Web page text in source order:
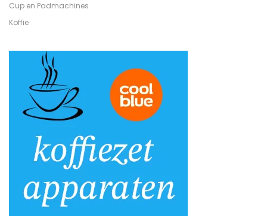
Cup en Padmachines
Koffie